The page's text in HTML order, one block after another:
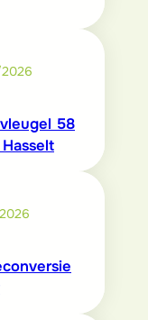
58